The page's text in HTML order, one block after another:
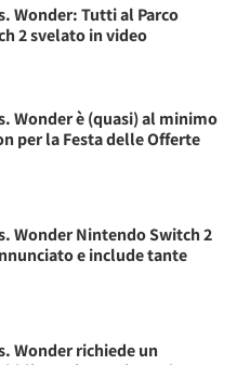
Wonder: Tutti al Parco
2 svelato in video
Wonder è (quasi) al minimo
per la Festa delle Offerte
Wonder Nintendo Switch 2
e include tante
Wonder richiede un